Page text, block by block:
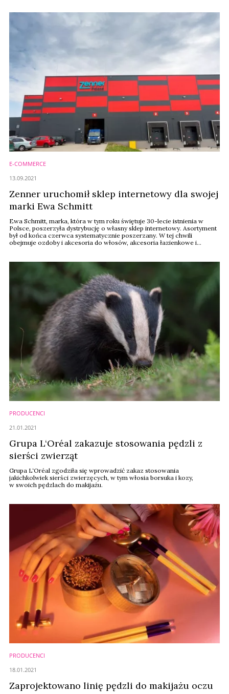
E-COMMERCE
Zenner uruchomił sklep internetowy dla swojej
marki Ewa Schmitt
Ewa Schmitt, marka, która w tym roku świętuje 30-lecie istnienia w
Polsce, poszerzyła dystrybucję o własny sklep internetowy. Asortyment
był od końca czerwca systematycznie poszerzany. W tej chwili
obejmuje ozdoby i akcesoria do włosów, akcesoria łazienkowe i
dzieci oraz specjalnie ...
13.09.2021
PRODUCENCI
Grupa L‘Oréal zakazuje stosowania pędzli z
sierści zwierząt
Grupa L‘Oréal zgodziła się wprowadzić zakaz stosowania
jakichkolwiek sierści zwierzęcych, w tym włosia borsuka i kozy,
w swoich pędzlach do makijażu.
21.01.2021
PRODUCENCI
Zaprojektowano linię pędzli do makijażu oczu
18.01.2021